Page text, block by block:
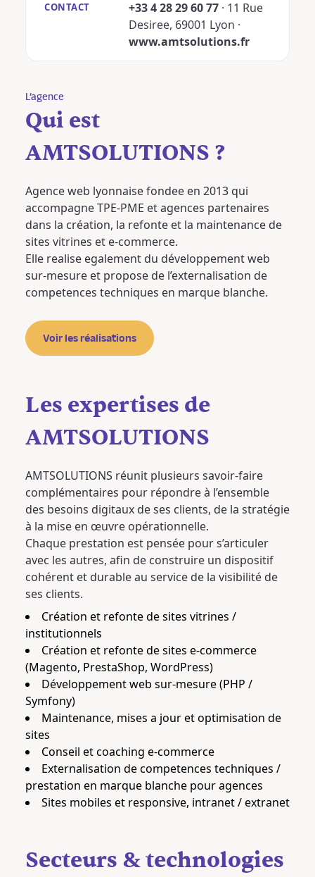
CONTACT +33 4 28 29 60 77 · 11 Rue
Desiree, 69001 Lyon ·
www.amtsolutions.fr
L’agence
Qui est
AMTSOLUTIONS ?
Agence web lyonnaise fondee en 2013 qui
accompagne TPE-PME et agences partenaires
dans la création, la refonte et la maintenance de
sites vitrines et e-commerce.
Elle realise egalement du développement web
sur-mesure et propose de l’externalisation de
competences techniques en marque blanche.
Voir les réalisations
Les expertises de
AMTSOLUTIONS
AMTSOLUTIONS réunit plusieurs savoir-faire
complémentaires pour répondre à l’ensemble
des besoins digitaux de ses clients, de la stratégie
à la mise en œuvre opérationnelle.
Chaque prestation est pensée pour s’articuler
avec les autres, afin de construire un dispositif
cohérent et durable au service de la visibilité de
ses clients.
Création et refonte de sites vitrines /
institutionnels
Création et refonte de sites e-commerce
(Magento, PrestaShop, WordPress)
Développement web sur-mesure (PHP /
Symfony)
Maintenance, mises a jour et optimisation de
sites
Conseil et coaching e-commerce
Externalisation de competences techniques /
prestation en marque blanche pour agences
Sites mobiles et responsive, intranet / extranet
Secteurs & technologies